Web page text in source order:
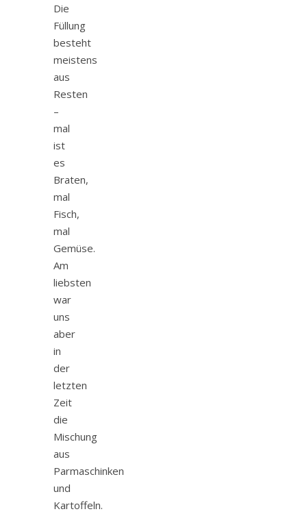
Die
Füllung
besteht
meistens
aus
Resten
–
mal
ist
es
Braten,
mal
Fisch,
mal
Gemüse.
Am
liebsten
war
uns
aber
in
der
letzten
Zeit
die
Mischung
aus
Parmaschinken
und
Kartoffeln.